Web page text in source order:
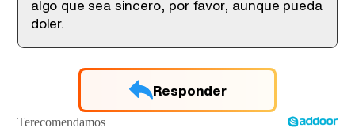
algo que sea sincero, por favor, aunque pueda
doler.
Responder